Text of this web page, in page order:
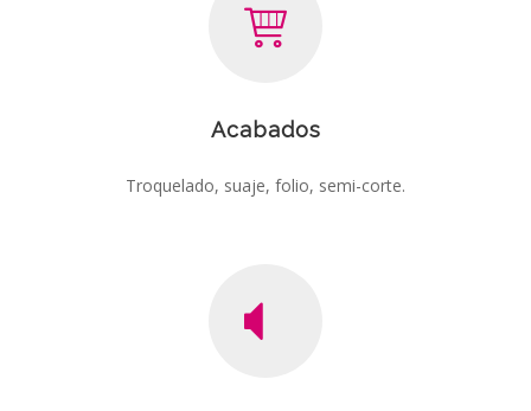
Acabados
Troquelado, suaje, folio, semi-corte.